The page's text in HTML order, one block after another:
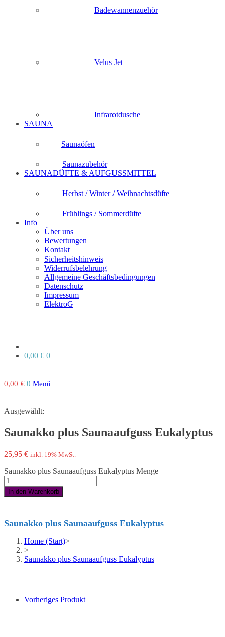
Badewannenzuehör
Velus Jet
Infrarotdusche
SAUNA
Saunaöfen
Saunazubehör
SAUNADÜFTE & AUFGUSSMITTEL
Herbst / Winter / Weihnachtsdüfte
Frühlings / Sommerdüfte
Info
Über uns
Bewertungen
Kontakt
Sicherheitshinweis
Widerrufsbelehrung
Allgemeine Geschäftsbedingungen
Datenschutz
Impressum
ElektroG
0,00 € 0
0,00 € 0 Menü
Ausgewählt:
Saunakko plus Saunaaufguss Eukalyptus
25,95 € inkl. 19% MwSt.
Saunakko plus Saunaaufguss Eukalyptus Menge
In den Warenkorb
Saunakko plus Saunaaufguss Eukalyptus
Home (Start)>
>
Saunakko plus Saunaaufguss Eukalyptus
Vorheriges Produkt